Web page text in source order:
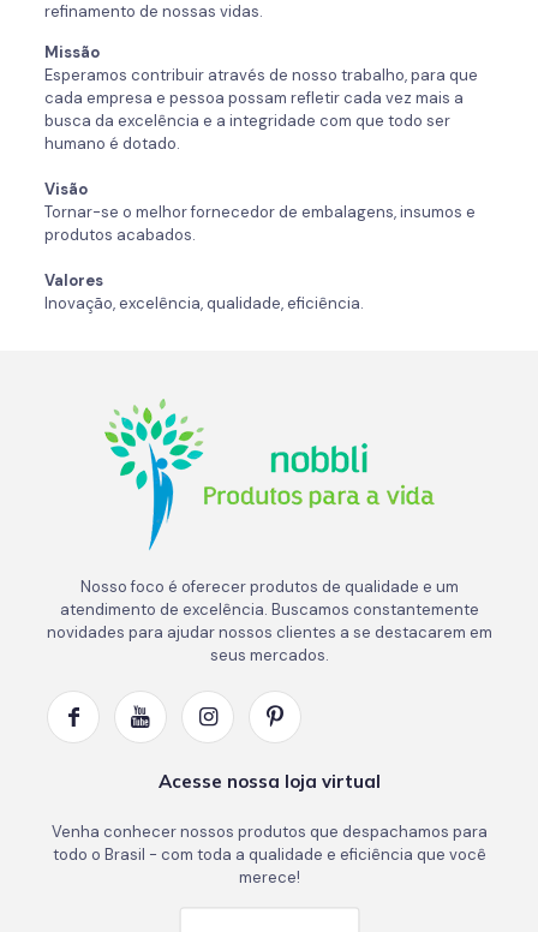
refinamento de nossas vidas.
Missão
Esperamos contribuir através de nosso trabalho, para que
cada empresa e pessoa possam refletir cada vez mais a
busca da excelência e a integridade com que todo ser
humano é dotado.
Visão
Tornar-se o melhor fornecedor de embalagens, insumos e
produtos acabados.
Valores
Inovação, excelência, qualidade, eficiência.
Nosso foco é oferecer produtos de qualidade e um
atendimento de excelência. Buscamos constantemente
novidades para ajudar nossos clientes a se destacarem em
seus mercados.
Acesse nossa loja virtual
Venha conhecer nossos produtos que despachamos para
todo o Brasil - com toda a qualidade e eficiência que você
merece!